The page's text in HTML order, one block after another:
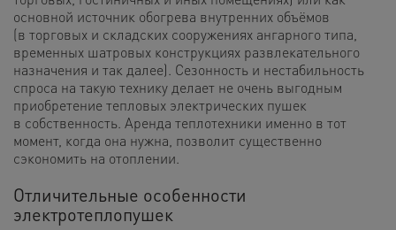
основной источник обогрева внутренних объёмов
(в торговых и складских сооружениях ангарного типа,
временных шатровых конструкциях развлекательного
назначения и так далее). Сезонность и нестабильность
спроса на такую технику делает не очень выгодным
приобретение тепловых электрических пушек
в собственность. Аренда теплотехники именно в тот
момент, когда она нужна, позволит существенно
сэкономить на отоплении.
Отличительные особенности
электротеплопушек